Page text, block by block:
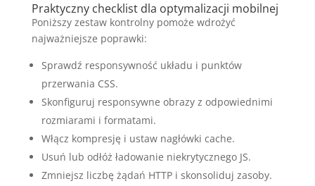
Praktyczny checklist dla optymalizacji mobilnej
Poniższy zestaw kontrolny pomoże wdrożyć
najważniejsze poprawki:
Sprawdź responsywność układu i punktów
przerwania CSS.
Skonfiguruj responsywne obrazy z odpowiednimi
rozmiarami i formatami.
Włącz kompresję i ustaw nagłówki cache.
Usuń lub odłóż ładowanie niekrytycznego JS.
Zmniejsz liczbę żądań HTTP i skonsoliduj zasoby.